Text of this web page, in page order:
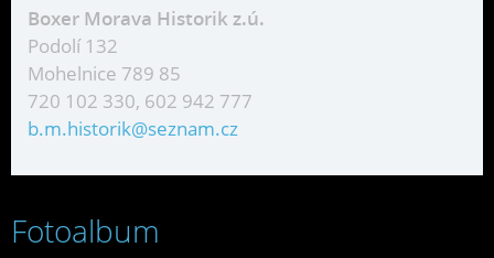
Boxer Morava Historik z.ú.
Podolí 132
Mohelnice 789 85
720 102 330, 602 942 777
b.m.historik@seznam.cz
Fotoalbum